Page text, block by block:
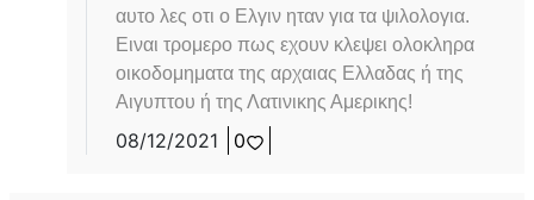
αυτο λες οτι ο Ελγιν ηταν για τα ψιλολογια.
Ειναι τρομερο πως εχουν κλεψει ολοκληρα
οικοδομηματα της αρχαιας Ελλαδας ή της
Αιγυπτου ή της Λατινικης Αμερικης!
08/12/2021 0